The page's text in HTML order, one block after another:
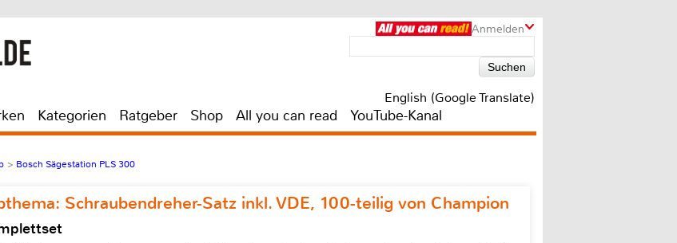
Anmelden
English (Google Translate)
Kategorien Ratgeber Shop All you can read YouTube-Kanal
> Bosch Sägestation PLS 300
Schraubendreher-Satz inkl. VDE, 100-teilig von Champion